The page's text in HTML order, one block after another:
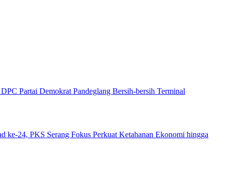
Partai Demokrat Pandeglang Bersih-bersih Terminal
ke-24, PKS Serang Fokus Perkuat Ketahanan Ekonomi hingga